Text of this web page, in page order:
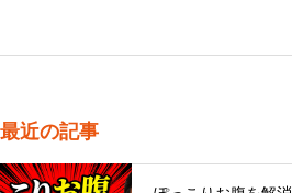
最近の記事